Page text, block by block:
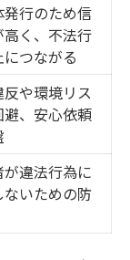
発行のため信
高く、不法行
つながる
や環境リス
避、安心依頼
違法行為に
ないための防